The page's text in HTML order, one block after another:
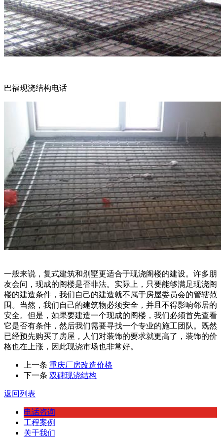
巴福现浇结构电话
一般来说，复式建筑和别墅更适合于现浇阁楼的建设。许多朋
友会问，现成的阁楼是否非法。实际上，只要能够满足现浇阁
楼的建造条件，我们自己的建造就不属于房屋委员会的管辖范
围。当然，我们自己的建筑物必须安全，并且不得影响邻居的
安全。但是，如果要建造一个现成的阁楼，我们必须首先查看
它是否有条件，然后我们需要寻找一个专业的施工团队。既然
已经预先购买了房屋，人们对装饰的要求就更高了，装饰的价
格也在上涨，因此现浇市场也非常好。
上一条 重庆厂房改造价格
下一条 双碑现浇结构
返回列表
电话咨询
工程案例
关于我们